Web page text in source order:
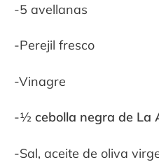
-5 avellanas
-Perejil fresco
-Vinagre
-½ cebolla negra de La
-Sal, aceite de oliva